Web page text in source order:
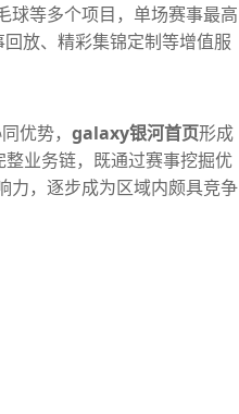
球等多个项目，单场赛事最高
放、精彩集锦定制等增值服
优势， galaxy银河首页形成
整业务链，既通过赛事挖掘优
力，逐步成为区域内颇具竞争